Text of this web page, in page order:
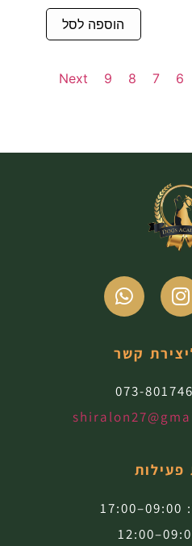
הוספה לסל
6
7
8
9
Next
קשר
073-
פעילות